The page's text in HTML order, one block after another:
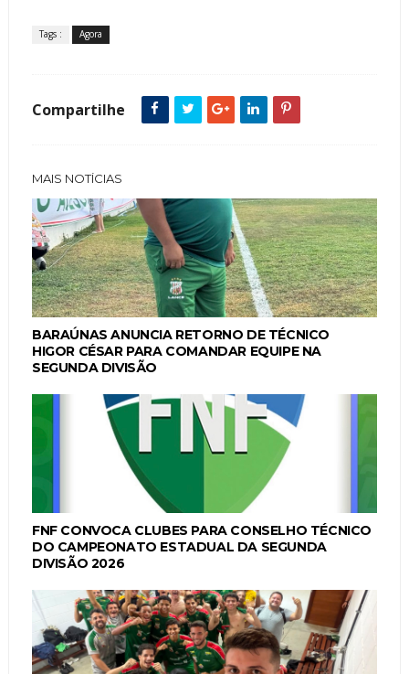
Tags : Agora
Compartilhe
MAIS NOTÍCIAS
BARAÚNAS ANUNCIA RETORNO DE TÉCNICO
HIGOR CÉSAR PARA COMANDAR EQUIPE NA
SEGUNDA DIVISÃO
FNF CONVOCA CLUBES PARA CONSELHO TÉCNICO
DO CAMPEONATO ESTADUAL DA SEGUNDA
DIVISÃO 2026